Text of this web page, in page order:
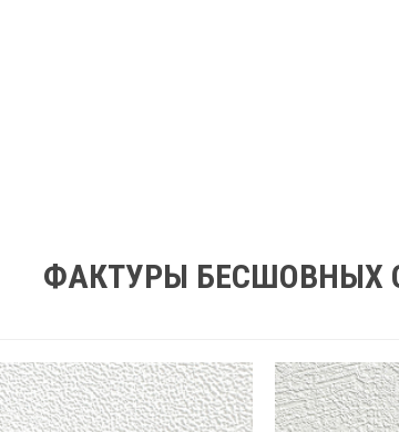
ФАКТУРЫ БЕСШОВНЫХ